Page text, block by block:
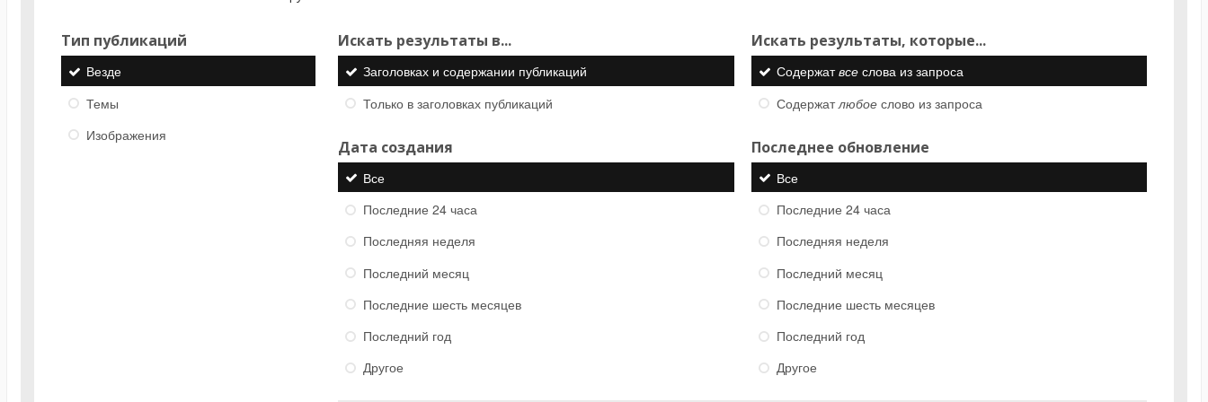
Тип публикаций
Везде
Темы
Изображения
Искать результаты в...
Заголовках и содержании публикаций
Только в заголовках публикаций
Искать результаты, которые...
Содержатвсеслова из запроса
Содержатлюбоеслово из запроса
Дата создания
Все
Последние 24 часа
Последняя неделя
Последний месяц
Последние шесть месяцев
Последний год
Другое
Последнее обновление
Все
Последние 24 часа
Последняя неделя
Последний месяц
Последние шесть месяцев
Последний год
Другое